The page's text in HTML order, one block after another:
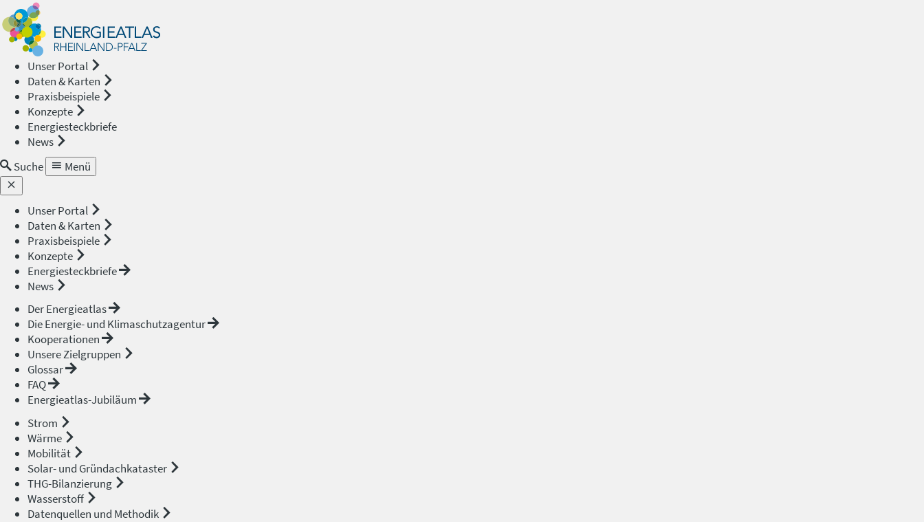
Unser Portal
Daten & Karten
Praxisbeispiele
Konzepte
Energiesteckbriefe
News
Suche
Menü
Unser Portal
Daten & Karten
Praxisbeispiele
Konzepte
Energiesteckbriefe
News
Der Energieatlas
Die Energie- und Klimaschutzagentur
Kooperationen
Unsere Zielgruppen
Glossar
FAQ
Energieatlas-Jubiläum
Strom
Wärme
Mobilität
Solar- und Gründachkataster
THG-Bilanzierung
Wasserstoff
Datenquellen und Methodik